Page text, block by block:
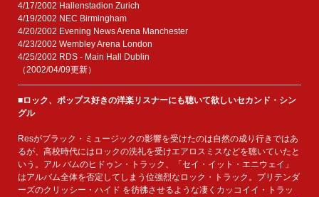
4/17/2002 Hallenstadion Zurich
4/19/2002 NEC Birmingham
4/20/2002 Evening News Arena Manchester
4/23/2002 Wembley Arena London
4/25/2002 RDS - Main Hall Dublin
（2002/04/09更新）
■ロック、ポップス好きの洋楽リスナーにも聴いて欲しいセカンド・シン
グル
Resがブラック・ミュージックの影響を受けたのは自然の成り行きではあ
るが、高校時代にはロックの洗礼を受けエアロスミスなどを聴いていたと
いう。アル バムのヒドゥン・トラック、「セイ・イット・エニウェイ」
はアルバム全体を否定してしまう位強烈なロック・トラック。プリテンダ
ーズのクリッシー・ハイド を彷彿させるような凄くカッコイイ・トラッ